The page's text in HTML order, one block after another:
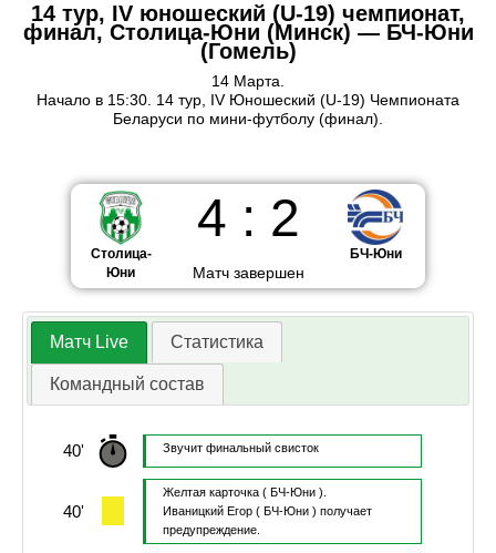
14 тур, IV юношеский (U-19) чемпионат,
финал, Столица-Юни (Минск) — БЧ-Юни
(Гомель)
14 Марта.
Начало в 15:30. 14 тур, IV Юношеский (U-19) Чемпионата
Беларуси по мини-футболу (финал).
Столица-
Юни
4 : 2
Матч завершен
БЧ-Юни
Матч Live Статистика
Командный состав
40' Звучит финальный свисток
40'
Желтая карточка ( БЧ-Юни ).
Иваницкий Егор( БЧ-Юни ) получает
предупреждение.